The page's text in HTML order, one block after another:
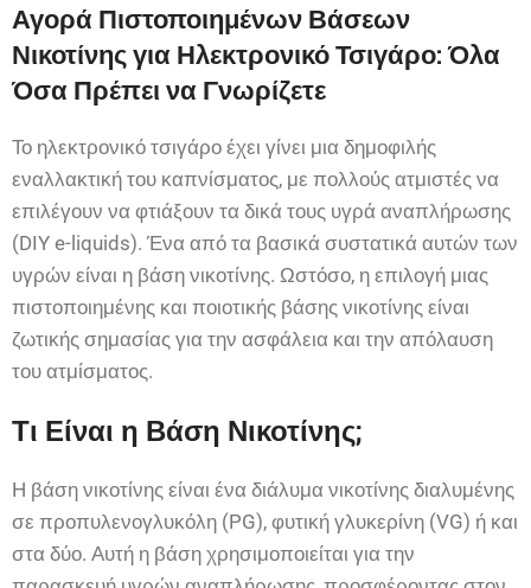
Αγορά Πιστοποιημένων Βάσεων
Νικοτίνης για Ηλεκτρονικό Τσιγάρο: Όλα
Όσα Πρέπει να Γνωρίζετε
Το ηλεκτρονικό τσιγάρο έχει γίνει μια δημοφιλής
εναλλακτική του καπνίσματος, με πολλούς ατμιστές να
επιλέγουν να φτιάξουν τα δικά τους υγρά αναπλήρωσης
(DIY e-liquids). Ένα από τα βασικά συστατικά αυτών των
υγρών είναι η βάση νικοτίνης. Ωστόσο, η επιλογή μιας
πιστοποιημένης και ποιοτικής βάσης νικοτίνης είναι
ζωτικής σημασίας για την ασφάλεια και την απόλαυση
του ατμίσματος.
Τι Είναι η Βάση Νικοτίνης;
Η βάση νικοτίνης είναι ένα διάλυμα νικοτίνης διαλυμένης
σε προπυλενογλυκόλη (PG), φυτική γλυκερίνη (VG) ή και
στα δύο. Αυτή η βάση χρησιμοποιείται για την